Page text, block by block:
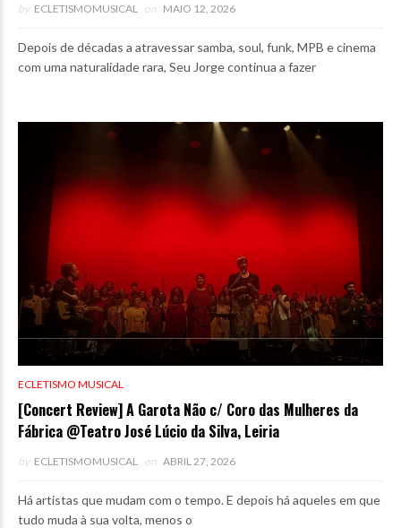
by ECLETISMOMUSICAL on MAIO 12, 2026
Depois de décadas a atravessar samba, soul, funk, MPB e cinema
com uma naturalidade rara, Seu Jorge continua a fazer
ECLETISMO MUSICAL
[Concert Review] A Garota Não c/ Coro das Mulheres da
Fábrica @Teatro José Lúcio da Silva, Leiria
by ECLETISMOMUSICAL on ABRIL 27, 2026
Há artistas que mudam com o tempo. E depois há aqueles em que
tudo muda à sua volta, menos o